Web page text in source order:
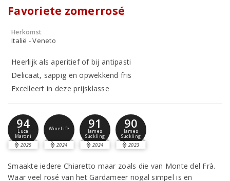
Favoriete zomerrosé
Herkomst
Italië - Veneto
Heerlijk als aperitief of bij antipasti
Delicaat, sappig en opwekkend fris
Excelleert in deze prijsklasse
94
Luca
Maroni
2025
WineLife
2024
91
James
Suckling
2024
90
James
Suckling
2023
Smaakte iedere Chiaretto maar zoals die van Monte del Frà.
Waar veel rosé van het Gardameer nogal simpel is en